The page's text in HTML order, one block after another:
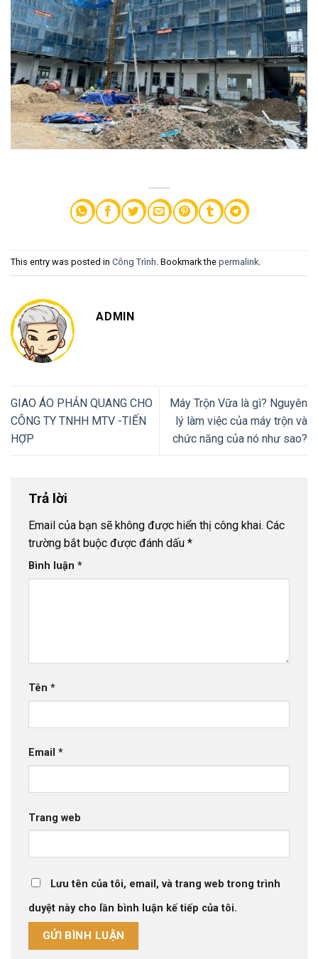
This entry was posted in Công Trình. Bookmark the permalink.
ADMIN
GIAO ÁO PHẢN QUANG CHO
CÔNG TY TNHH MTV -TIẾN
HỢP
Máy Trộn Vữa là gì? Nguyên
lý làm việc của máy trộn và
chức năng của nó như sao?
Trả lời
Email của bạn sẽ không được hiển thị công khai. Các
trường bắt buộc được đánh dấu *
Bình luận *
Tên *
Email *
Trang web
Lưu tên của tôi, email, và trang web trong trình
duyệt này cho lần bình luận kế tiếp của tôi.